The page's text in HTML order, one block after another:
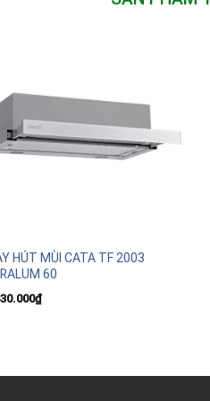
HÚT MÙI CATA TF 2003
60
₫